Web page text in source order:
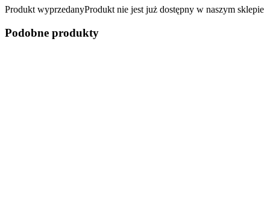
Produkt wyprzedanyProdukt nie jest już dostępny w naszym sklepie
Podobne produkty